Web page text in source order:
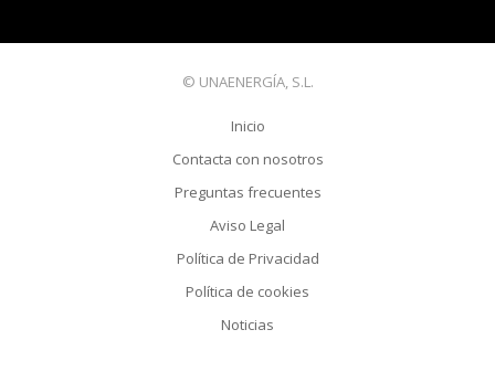
© UNAENERGÍA, S.L.
Inicio
Contacta con nosotros
Preguntas frecuentes
Aviso Legal
Política de Privacidad
Política de cookies
Noticias